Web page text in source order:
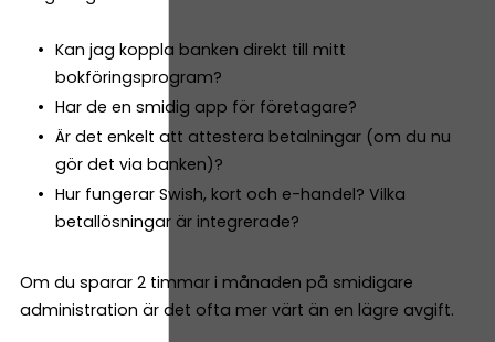
Kan jag koppla banken direkt till mitt
bokföringsprogram?
Har de en smidig app för företagare?
Är det enkelt att attestera betalningar (om du nu
gör det via banken)?
Hur fungerar Swish, kort och e-handel? Vilka
betallösningar är integrerade?
Om du sparar 2 timmar i månaden på smidigare
administration är det ofta mer värt än en lägre avgift.